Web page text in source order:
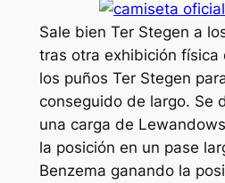
Sale bien Ter Stegen a
tras otra exhibición física
los puños Ter Stegen
conseguido de largo. Se
una carga de
la posición en un pase
Benzema ganando la